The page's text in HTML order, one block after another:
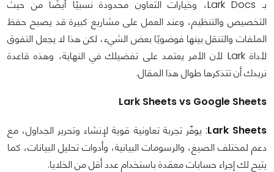
بـ Lark Docs، وخيارات التعاون محدودة نسبيًا أيضًا من حيث
التخصيص والتنظيم، وعند العمل على مشاريع كبيرة قد يصبح حفظ
الملفات والتنقل بينها فوضويًا بعض الشيء، لكن هذا لا يجعل التفوق
لأداة Lark لأن الأمر يعتمد على تفضيلك في النهاية، وهذه قاعدة
نريدك أن تتذكرها طوال هذا المقال.
Lark Sheets vs Google Sheets
Lark Sheets: يوفّر تجربة تعاونية قوية لإنشاء وتحرير الجداول، مع
دعم لمختلف الصيغ، والرسومات البيانية، وأدوات تحليل البيانات، كما
يتيح لك إجراء حسابات معقدة باستخدام عدد أقل من الخلايا.